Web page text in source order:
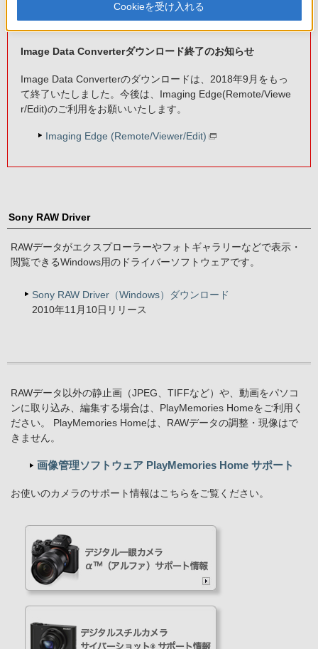
Image Data Converterダウンロード終了のお知らせ
Image Data Converterのダウンロードは、2018年9月をもっ
て終了いたしました。今後は、Imaging Edge(Remote/Viewe
r/Edit)のご利用をお願いいたします。
Imaging Edge (Remote/Viewer/Edit)
Sony RAW Driver
RAWデータがエクスプローラーやフォトギャラリーなどで表示・
閲覧できるWindows用のドライバーソフトウェアです。
Sony RAW Driver（Windows）ダウンロード
2010年11月10日リリース
RAWデータ以外の静止画（JPEG、TIFFなど）や、動画をパソコ
ンに取り込み、編集する場合は、PlayMemories Homeをご利用く
ださい。 PlayMemories Homeは、RAWデータの調整・現像はで
きません。
画像管理ソフトウェア PlayMemories Home サポート
お使いのカメラのサポート情報はこちらをご覧ください。
Cookieを受け入れる